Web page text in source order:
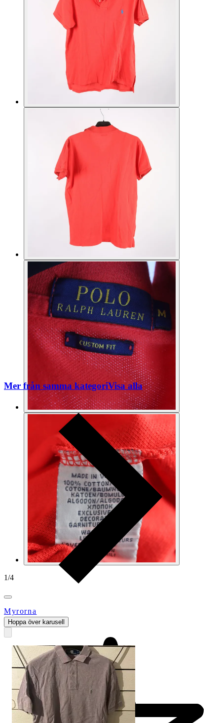
1/4
Myrorna
Mer från samma kategoriVisa alla
Hoppa över karusell